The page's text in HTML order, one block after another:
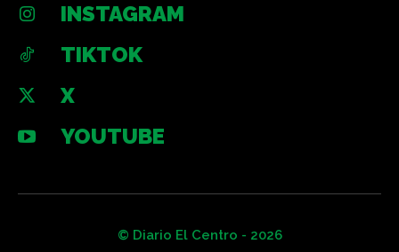
INSTAGRAM
TIKTOK
X
YOUTUBE
© Diario El Centro - 2026